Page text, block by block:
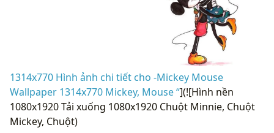
1314x770 Hình ảnh chi tiết cho -Mickey Mouse
Wallpaper 1314x770 Mickey, Mouse “](![Hình nền
1080x1920 Tải xuống 1080x1920 Chuột Minnie, Chuột
Mickey, Chuột)